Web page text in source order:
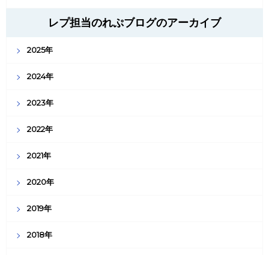
レプ担当のれぷブログのアーカイブ
2025年
2024年
2023年
2022年
2021年
2020年
2019年
2018年